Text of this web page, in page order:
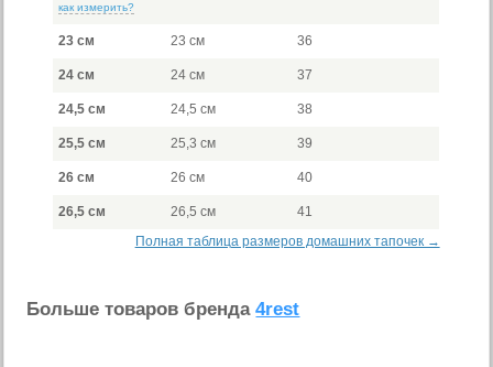
как измерить?
23 см 23 см 36
24 см 24 см 37
24,5 см 24,5 см 38
25,5 см 25,3 см 39
26 см 26 см 40
26,5 см 26,5 см
41
Полная таблица размеров домашних тапочек →
Больше товаров бренда4rest